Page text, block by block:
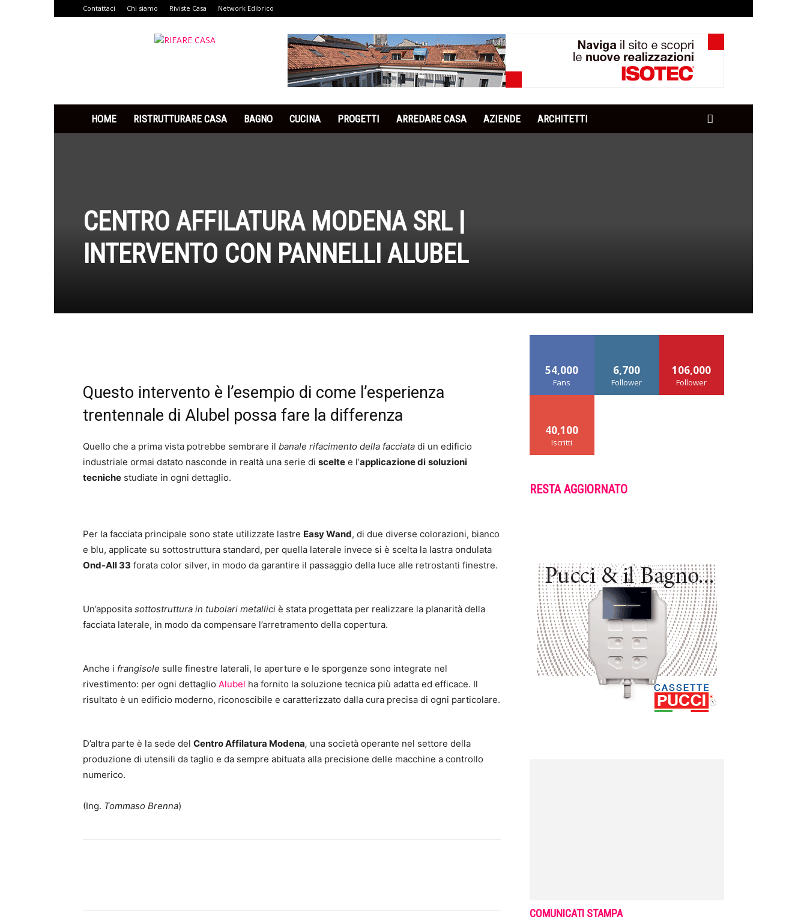
Contattaci Chi siamo Riviste Casa Network Edibrico
HOME RISTRUTTURARE CASA BAGNO CUCINA PROGETTI ARREDARE CASA AZIENDE ARCHITETTI
CENTRO AFFILATURA MODENA SRL |
INTERVENTO CON PANNELLI ALUBEL
Questo intervento è l’esempio di come l’esperienza
trentennale di Alubel possa fare la differenza
Quello che a prima vista potrebbe sembrare il banale rifacimento della facciata di un edificio
industriale ormai datato nasconde in realtà una serie di scelte e l’applicazione di soluzioni
tecniche studiate in ogni dettaglio.
Per la facciata principale sono state utilizzate lastre Easy Wand, di due diverse colorazioni, bianco
e blu, applicate su sottostruttura standard, per quella laterale invece si è scelta la lastra ondulata
Ond-All 33 forata color silver, in modo da garantire il passaggio della luce alle retrostanti finestre.
Un’apposita sottostruttura in tubolari metallici è stata progettata per realizzare la planarità della
facciata laterale, in modo da compensare l’arretramento della copertura.
Anche i frangisole sulle finestre laterali, le aperture e le sporgenze sono integrate nel
rivestimento: per ogni dettaglio Alubel ha fornito la soluzione tecnica più adatta ed efficace. Il
risultato è un edificio moderno, riconoscibile e caratterizzato dalla cura precisa di ogni particolare.
D’altra parte è la sede del Centro Affilatura Modena, una società operante nel settore della
produzione di utensili da taglio e da sempre abituata alla precisione delle macchine a controllo
numerico.
(Ing. Tommaso Brenna)
54,000
Fans
6,700
Follower
106,000
Follower
40,100
Iscritti
RESTA AGGIORNATO
COMUNICATI STAMPA